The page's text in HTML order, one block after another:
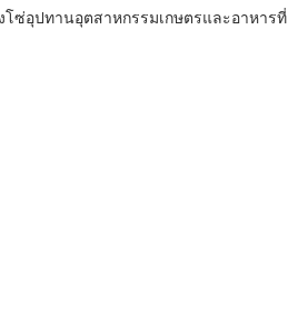
โซ่อุปทานอุตสาหกรรมเกษตรและอาหารที่